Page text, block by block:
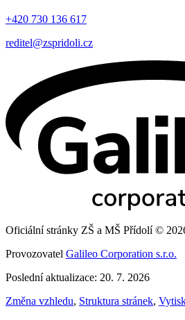
+420 730 136 617
reditel@zspridoli.cz
Oficiální stránky ZŠ a MŠ Přídolí ©
Provozovatel Galileo Corporation s.r.o.
Poslední aktualizace: 20. 7. 2026
Změna vzhledu, Struktura stránek,